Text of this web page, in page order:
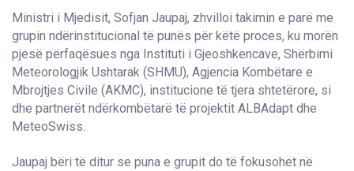
Ministri i Mjedisit, Sofjan Jaupaj, zhvilloi takimin e parë me
grupin ndërinstitucional të punës për këtë proces, ku morën
pjesë përfaqësues nga Instituti i Gjeoshkencave, Shërbimi
Meteorologjik Ushtarak (SHMU), Agjencia Kombëtare e
Mbrojtjes Civile (AKMC), institucione të tjera shtetërore, si
dhe partnerët ndërkombëtarë të projektit ALBAdapt dhe
MeteoSwiss.
Jaupaj bëri të ditur se puna e grupit do të fokusohet në